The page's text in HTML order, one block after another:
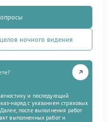
ночного видения
и последующий
наряд с указанием страховых
после выполнения работ
выполненных работ и